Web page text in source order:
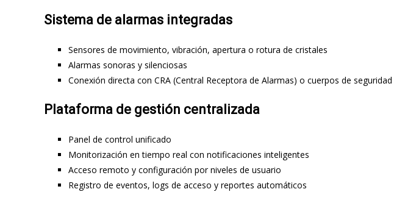
Sistema de alarmas integradas
Sensores de movimiento, vibración, apertura o rotura de cristales
Alarmas sonoras y silenciosas
Conexión directa con CRA (Central Receptora de Alarmas) o cuerpos de seguridad
Plataforma de gestión centralizada
Panel de control unificado
Monitorización en tiempo real con notificaciones inteligentes
Acceso remoto y configuración por niveles de usuario
Registro de eventos, logs de acceso y reportes automáticos